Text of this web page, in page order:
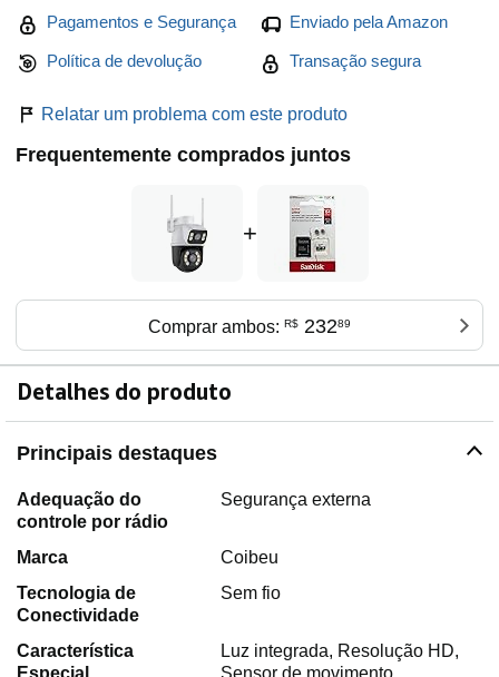
Pagamentos e Segurança
Enviado pela Amazon
Política de devolução Transação segura
Relatar um problema com este produto
Frequentemente comprados juntos
+
Comprar ambos: R$23289
Detalhes do produto
Principais destaques
Adequação do
controle por rádio
Segurança externa
Marca
Coibeu
Tecnologia de
Conectividade
Sem fio
Característica
Luz integrada, Resolução HD,